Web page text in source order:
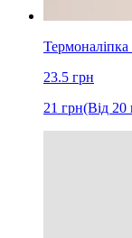
23.5 грн
21 грн(Від 20